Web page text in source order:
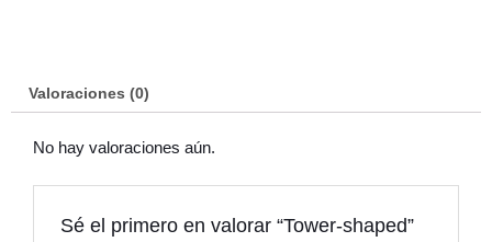
Valoraciones (0)
No hay valoraciones aún.
Sé el primero en valorar “Tower-shaped”